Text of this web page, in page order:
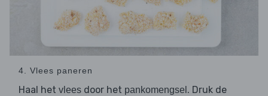
4. Vlees paneren
Haal het vlees door het pankomengsel . Druk de